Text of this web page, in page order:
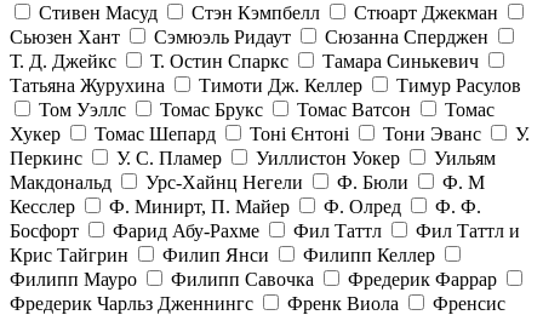
Стивен Масуд
Стэн Кэмпбелл
Стюарт Джекман
Сьюзен Хант
Сэмюэль Ридаут
Сюзанна Сперджен
Т. Д. Джейкс
Т. Остин Спаркс
Тамара Синькевич
Татьяна Журухина
Тимоти Дж. Келлер
Тимур Расулов
Том Уэллс
Томас Брукс Томас Ватсон
Томас
Хукер
Томас Шепард Тоні Єнтоні Тони Эванс
У.
Перкинс
У. С. Пламер Уиллистон Уокер
Уильям
Макдональд
Урс-Хайнц Негели Ф. Бюли
Ф. М
Кесслер
Ф. Минирт, П. Майер Ф. Олред
Ф. Ф.
Босфорт
Фарид Абу-Рахме Фил Таттл
Фил Таттл и
Крис Тайгрин
Филип Янси
Филипп Келлер
Филипп Мауро
Филипп Савочка
Фредерик Фаррар
Фредерик Чарльз Дженнингс
Френк Виола
Френсис